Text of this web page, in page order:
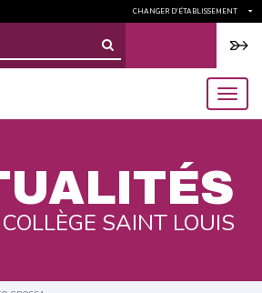
CHANGER D'ÉTABLISSEMENT
menu
COLLÈGE SAINT LOUIS